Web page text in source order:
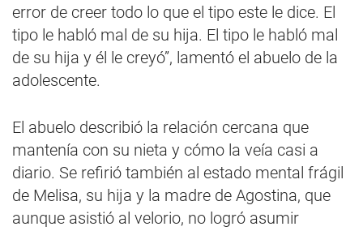
error de creer todo lo que el tipo este le dice. El
tipo le habló mal de su hija. El tipo le habló mal
de su hija y él le creyó”, lamentó el abuelo de la
adolescente.
El abuelo describió la relación cercana que
mantenía con su nieta y cómo la veía casi a
diario. Se refirió también al estado mental frágil
de Melisa, su hija y la madre de Agostina, que
aunque asistió al velorio, no logró asumir